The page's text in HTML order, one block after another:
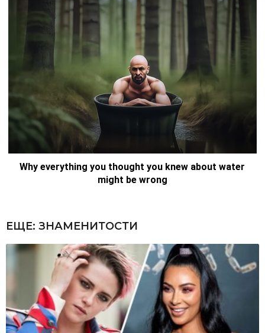
ЕЩЕ: ЗНАМЕНИТОСТИ